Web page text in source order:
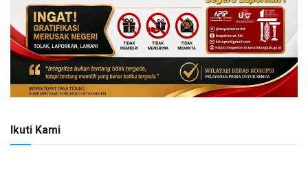
Ikuti Kami